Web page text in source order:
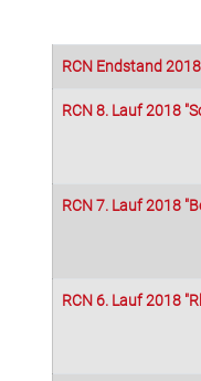
RCN Endstand 2018
RCN 8. Lauf 2018
RCN 7. Lauf 2018
RCN 6. Lauf 2018